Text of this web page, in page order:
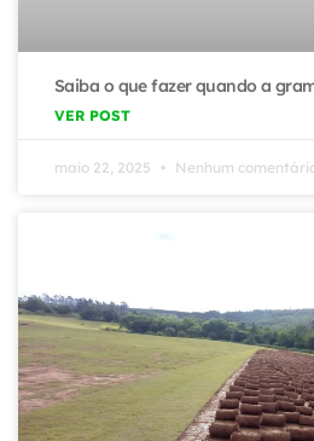
Saiba o que fazer quando a
VER POST
maio 22, 2025 Nenhum